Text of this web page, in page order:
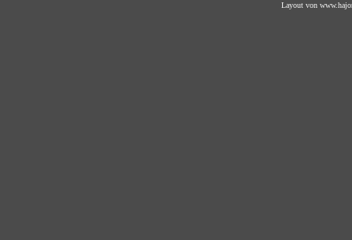
Layout von